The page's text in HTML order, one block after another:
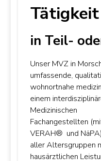
in Teil-
Unser MVZ in
umfassende,
wohnortnahe
einem
Medizinischen
Fachangestellten
VERAH® und
aller Altersgruppen
hausärztlichen